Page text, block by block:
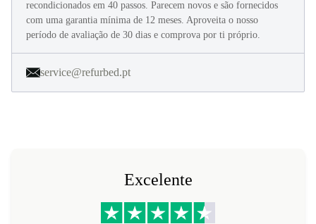
recondicionados em 40 passos. Parecem novos e são fornecidos
com uma garantia mínima de 12 meses. Aproveita o nosso
período de avaliação de 30 dias e comprova por ti próprio.
service@refurbed.pt
Excelente